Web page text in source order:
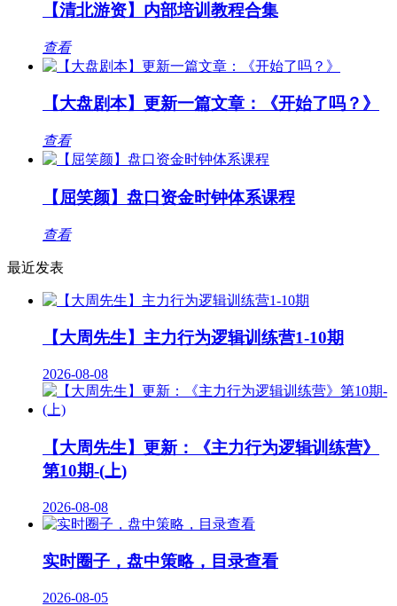
【清北游资】内部培训教程合集
查看
【大盘剧本】更新一篇文章：《开始了吗？》
查看
【屈笑颜】盘口资金时钟体系课程
查看
最近发表
【大周先生】主力行为逻辑训练营1-10期
2026-08-08
【大周先生】更新：《主力行为逻辑训练营》
第10期-(上)
2026-08-08
实时圈子，盘中策略，目录查看
2026-08-05